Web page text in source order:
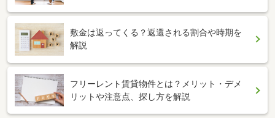
敷金は返ってくる？返還される割合や時期を
解説
フリーレント賃貸物件とは？メリット・デメ
リットや注意点、探し方を解説